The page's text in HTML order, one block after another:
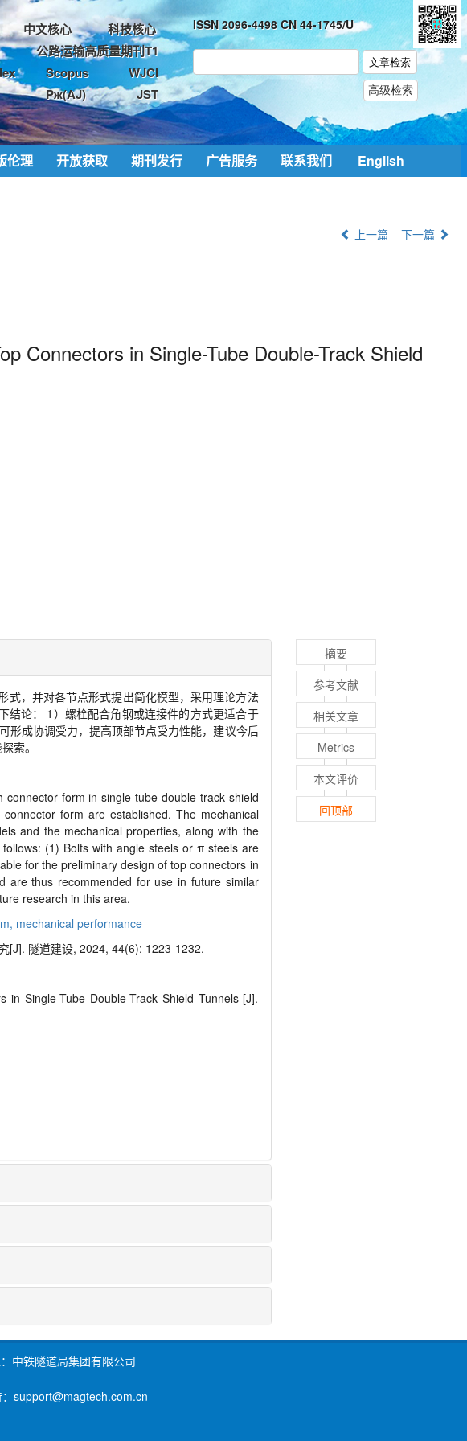
中文核心
科技核心
公路运输高质量期刊T1
Scopus
WJCI
Pж(AJ) JST
ISSN 2096-4498 CN 44-1745/U
伦理 开放获取 期刊发行 广告服务 联系我们 English
上一篇 下一篇
Connectors in Single-Tube Double-Track Shield
式，并对各节点形式提出简化模型，采用理论方法
论：
1 ）螺栓配合角钢或连接件的方式更适合于
形成协调受力，提高顶部节点受力性能，建议今后
索。
connector form in single-tube double-track shield
form are established. The mechanical
and the mechanical properties, along with the
(1) Bolts with angle steels or πsteels are
for the preliminary design of top connectors in
are thus recommended for use in future similar
research in this area.
mechanical performance
[J]. 隧道建设, 2024, 44(6): 1223-1232.
in Single-Tube Double-Track Shield Tunnels [J].
摘要
参考文献
相关文章
Metrics
本文评价
回顶部
中铁隧道局集团有限公司
support@magtech.com.cn